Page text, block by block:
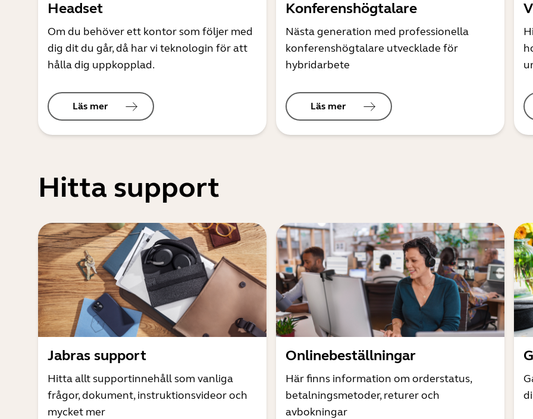
Headset
Om du behöver ett kontor som följer med
dig dit du går, då har vi teknologin för att
hålla dig uppkopplad.
Läs mer
Konferenshögtalare
Nästa generation med professionella
konferenshögtalare utvecklade för
hybridarbete
Läs mer
Hitta support
Jabras support
Hitta allt supportinnehåll som vanliga
frågor, dokument, instruktionsvideor och
mycket mer
Onlinebeställningar
Här finns information om orderstatus,
betalningsmetoder, returer och
avbokningar